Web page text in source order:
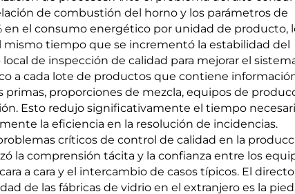
de combustión del horno y los parámetros de
el consumo energético por unidad de producto,
tiempo que se incrementó la estabilidad del
de inspección de calidad para mejorar el
a cada lote de productos que contiene
proporciones de mezcla, equipos de
Esto redujo significativamente el tiempo
la eficiencia en la resolución de incidencias.
críticos de control de calidad en la
la comprensión tácita y la confianza entre los
a cara y el intercambio de casos típicos. El
de las fábricas de vidrio en el extranjero es la